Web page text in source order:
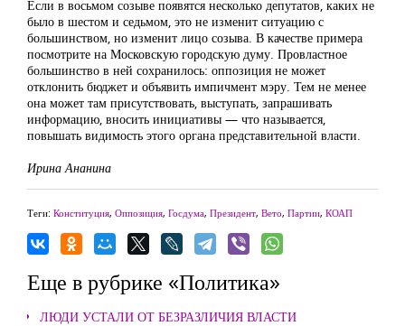
Если в восьмом созыве появятся несколько депутатов, каких не
было в шестом и седьмом, это не изменит ситуацию с
большинством, но изменит лицо созыва. В качестве примера
посмотрите на Московскую городскую думу. Провластное
большинство в ней сохранилось: оппозиция не может
отклонить бюджет и объявить импичмент мэру. Тем не менее
она может там присутствовать, выступать, запрашивать
информацию, вносить инициативы — что называется,
повышать видимость этого органа представительной власти.
Ирина Ананина
Теги: Конституция, Оппозиция, Госдума, Президент, Вето, Партии, КОАП
Еще в рубрике «Политика»
ЛЮДИ УСТАЛИ ОТ БЕЗРАЗЛИЧИЯ ВЛАСТИ